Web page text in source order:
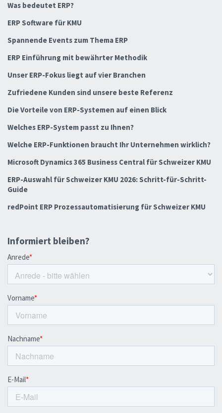
Was bedeutet ERP?
ERP Software für KMU
Spannende Events zum Thema ERP
ERP Einführung mit bewährter Methodik
Unser ERP-Fokus liegt auf vier Branchen
Zufriedene Kunden sind unsere beste Referenz
Die Vorteile von ERP-Systemen auf einen Blick
Welches ERP-System passt zu Ihnen?
Welche ERP-Funktionen braucht Ihr Unternehmen wirklich?
Microsoft Dynamics 365 Business Central für Schweizer KMU
ERP-Auswahl für Schweizer KMU 2026: Schritt-für-Schritt-
Guide
redPoint ERP Prozessautomatisierung für Schweizer KMU
Informiert bleiben?